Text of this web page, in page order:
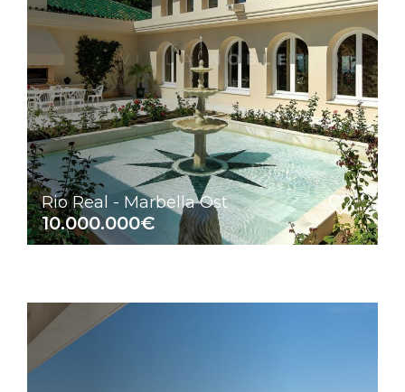
Rio Real - Marbella Ost
10.000.000€